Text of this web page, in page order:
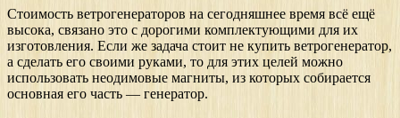
Стоимость ветрогенераторов на сегодняшнее время всё ещё
высока, связано это с дорогими комплектующими для их
изготовления. Если же задача стоит не купить ветрогенератор,
а сделать его своими руками, то для этих целей можно
использовать неодимовые магниты, из которых собирается
основная его часть — генератор.